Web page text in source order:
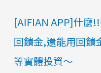
[AIFIAN APP]什麼
回饋金,還能用回饋
等實體投資～